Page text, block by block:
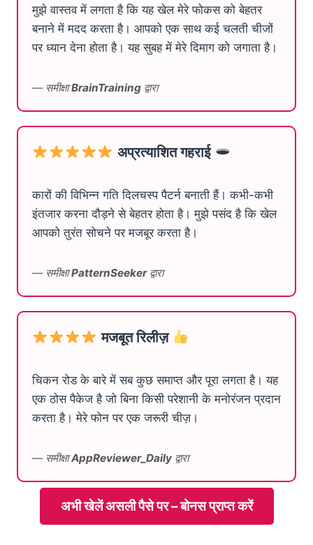
मुझे वास्तव में लगता है कि यह खेल मेरे फोकस को बेहतर
बनाने में मदद करता है। आपको एक साथ कई चलती चीजों
पर ध्यान देना होता है। यह सुबह में मेरे दिमाग को जगाता है।
— समीक्षाBrainTraining द्वारा
अप्रत्याशित गहराई
कारों की विभिन्न गति दिलचस्प पैटर्न बनाती हैं। कभी-कभी
इंतजार करना दौड़ने से बेहतर होता है। मुझे पसंद है कि खेल
आपको तुरंत सोचने पर मजबूर करता है।
— समीक्षाPatternSeekerद्वारा
मजबूत रिलीज़
चिकन रोड के बारे में सब कुछ समाप्त और पूरा लगता है। यह
एक ठोस पैकेज है जो बिना किसी परेशानी के मनोरंजन प्रदान
करता है। मेरे फोन पर एक जरूरी चीज़।
— समीक्षाAppReviewer_Daily द्वारा
अभी खेलें असली पैसे पर – बोनस प्राप्त करें